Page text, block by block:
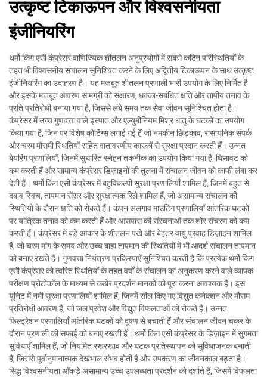
उत्कृष्ट टिकाऊपन और विश्वसनीयता
इंजीनियरिंग
थर्मो किंग एसी कंप्रेसर वाणिज्यिक शीतलन अनुप्रयोगों में सबसे कठिन परिस्थितियों के
तहत भी विश्वसनीय संचालन सुनिश्चित करने के लिए अद्वितीय टिकाऊपन के साथ उत्कृष्ट
इंजीनियरिंग का उदाहरण है। यह मजबूत शीतलन प्रणाली भारी उपयोग के लिए निर्मित है
और इसके मजबूत आवरण सामग्री को संक्षारण, धक्का-संबंधित क्षति और तापीय तनाव के
प्रति प्रतिरोधी बनाया गया है, जिससे लंबे समय तक सेवा जीवन सुनिश्चित होता है।
कंप्रेसर में उच्च गुणवत्ता वाले इस्पात और एल्युमीनियम मिश्र धातु के घटकों का उपयोग
किया गया है, जिन पर विशेष कोटिंग्स लगाई गई हैं जो नमकीन छिड़काव, रासायनिक संपर्क
और चरम मौसमी स्थितियों सहित वातावरणीय कारकों से सुरक्षा प्रदान करती हैं। उन्नत
बेयरिंग प्रणालियाँ, जिनमें सुधारित स्नेहन तकनीक का उपयोग किया गया है, घिसावट को
कम करती हैं और सामान्य कंप्रेसर डिज़ाइनों की तुलना में संचालन जीवन को काफी लंबा कर
देती हैं। थर्मो किंग एसी कंप्रेसर में बहुविकल्पी सुरक्षा प्रणालियाँ शामिल हैं, जिनमें बहुत से
दबाव स्विच, तापमान सेंसर और सुरक्षात्मक रिले शामिल हैं, जो असामान्य संचालन की
स्थितियों के दौरान क्षति को रोकते हैं। कंपन अलगाव माउंटिंग प्रणालियाँ आंतरिक घटकों
पर यांत्रिक तनाव को कम करती हैं और आसपास की संरचनाओं तक शोर संचरण को कम
करती हैं। कंप्रेसर में बड़े आकार के शीतलन पंखे और बेहतर वायु प्रवाह डिज़ाइन शामिल
हैं, जो चरम मांग के समय और उच्च बाह्य तापमान की स्थितियों में भी आदर्श संचालन तापमान
को बनाए रखते हैं। गुणवत्ता नियंत्रण प्रक्रियाएँ सुनिश्चित करती हैं कि प्रत्येक थर्मो किंग
एसी कंप्रेसर को त्वरित स्थितियों के तहत वर्षों के संचालन का अनुकरण करने वाले व्यापक
परीक्षण प्रोटोकॉल के माध्यम से कठोर प्रदर्शन मानकों को पूरा करना आवश्यक है। इस
यूनिट में नमी सुरक्षा प्रणालियाँ शामिल हैं, जिनमें सील किए गए विद्युत कनेक्शन और मौसम
प्रतिरोधी आवरण हैं, जो जल प्रवेश और विद्युत विफलताओं को रोकते हैं। उन्नत
फिल्ट्रेशन प्रणालियाँ आंतरिक घटकों को दूषण से बचाती हैं और संचालन जीवन चक्र के
दौरान प्रणाली की सफाई को बनाए रखती हैं। थर्मो किंग एसी कंप्रेसर के डिज़ाइन में सुगमता
सुविधाएँ शामिल हैं, जो नियमित रखरखाव और घटक प्रतिस्थापन को सुविधाजनक बनाती
हैं, जिससे पूर्वानुमानात्मक देखभाल संभव होती है और उपकरण का जीवनकाल बढ़ता है।
सिद्ध विश्वसनीयता आँकड़े असामान्य उच्च उपलब्धता प्रदर्शन को दर्शाते हैं, जिसमें विफलता